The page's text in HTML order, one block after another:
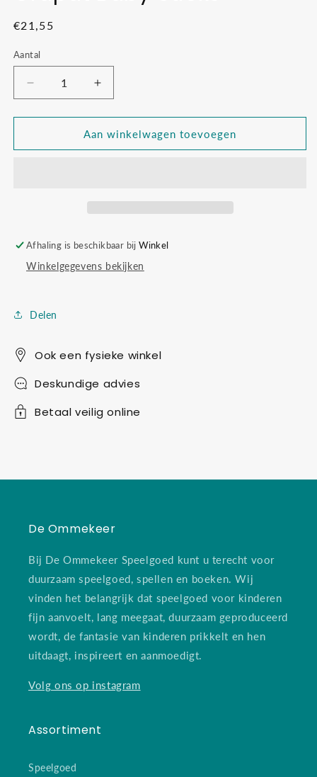
Normale
€21,55
Aantal
Aantal
verlagen
voor
Baby
Aantal
verhogen
voor
Grapat
Baby
Aan winkelwagen toevoegen
Afhaling is beschikbaar bijWinkel
Winkelgegevens bekijken
Delen
Ook een fysieke winkel
Deskundige advies
Betaal veilig online
De Ommekeer
Bij De Ommekeer Speelgoed kunt u terecht voor
duurzaam speelgoed, spellen en boeken. Wij
vinden het belangrijk dat speelgoed voor kinderen
fijn aanvoelt, lang meegaat, duurzaam geproduceerd
wordt, de fantasie van kinderen prikkelt en hen
uitdaagt, inspireert en aanmoedigt.
Volg ons op instagram
Assortiment
Speelgoed